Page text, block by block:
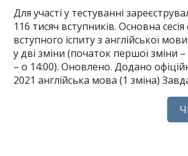
Для участі у тестуванні
116 тисяч вступників. Основна
вступного іспиту з англійської
у дві зміни (початок першої зміни –
– о 14:00). Оновлено. Додано
2021 англійська мова (1 зміна)